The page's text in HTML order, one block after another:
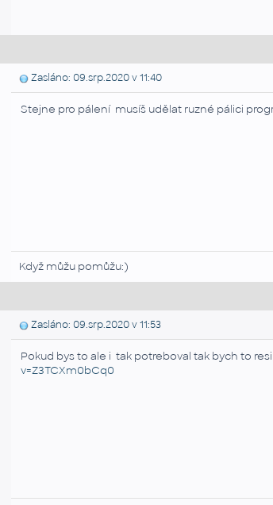
Zasláno: 09.srp.2020 v 11:40
Stejne pro pálení musíš udělat ruzné pálici
Když můžu pomůžu:)
Zasláno: 09.srp.2020 v 11:53
Pokud bys to ale i tak potreboval tak bych to
v=Z3TCXm0bCq0